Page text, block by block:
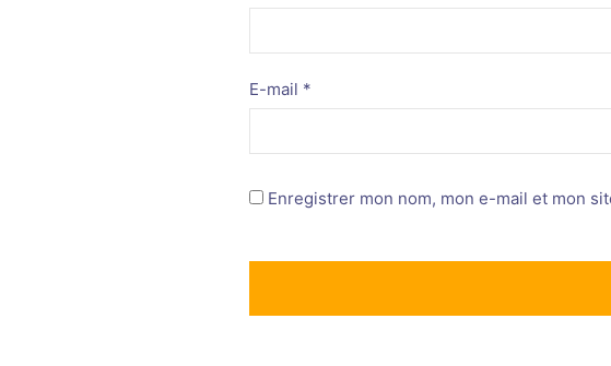
E-mail *
Enregistrer mon nom, mon e-mail et mon